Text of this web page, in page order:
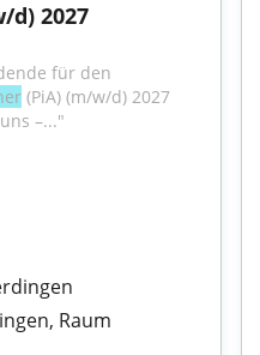
d) 2027
für den
(PiA) (m/w/d) 2027
–..."
Raum